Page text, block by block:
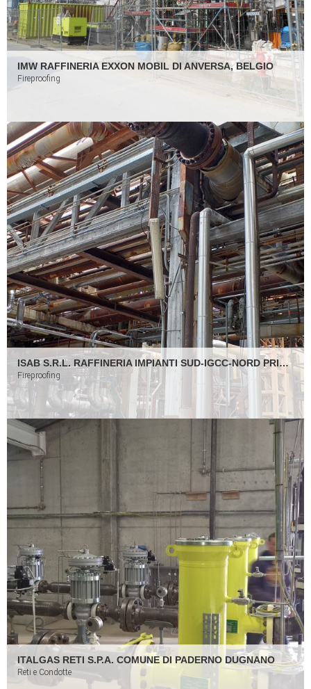
IMW RAFFINERIA EXXON MOBIL DI ANVERSA, BELGIO
Fireproofing
ISAB S.R.L. RAFFINERIA IMPIANTI SUD-IGCC-NORD PRIOLO GARGALLO (SR)
Fireproofing
ITALGAS RETI S.P.A. COMUNE DI PADERNO DUGNANO
Reti e Condotte